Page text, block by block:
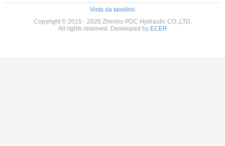
Vista da tavolino
Copyright © 2015 - 2026 Zhenhu PDC Hydraulic CO.,LTD.
All rights reserved. Developed by ECER